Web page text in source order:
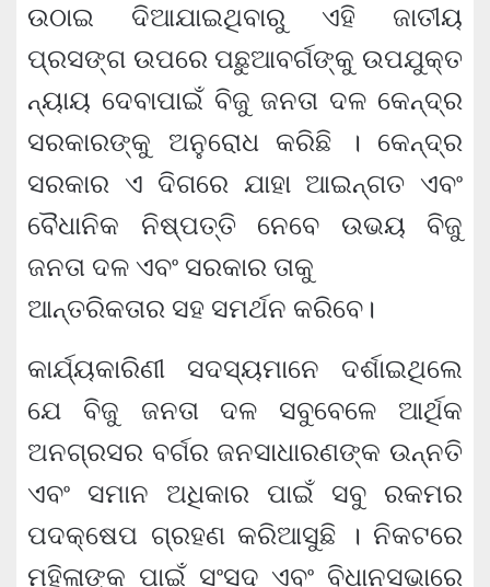
ଉଠାଇ ଦିଆଯାଇଥିବାରୁ ଏହି ଜାତୀୟ
ପ୍ରସଙ୍ଗ ଉପରେ ପଛୁଆବର୍ଗଙ୍କୁ ଉପଯୁକ୍ତ
ନ୍ୟାୟ ଦେବାପାଇଁ ବିଜୁ ଜନତା ଦଳ କେନ୍ଦ୍ର
ସରକାରଙ୍କୁ ଅନୁରୋଧ କରିଛି । କେନ୍ଦ୍ର
ସରକାର ଏ ଦିଗରେ ଯାହା ଆଇନ୍‍ଗତ ଏବଂ
ବୈଧାନିକ ନିଷ୍ପତ୍ତି ନେବେ ଉଭୟ ବିଜୁ
ଜନତା ଦଳ ଏବଂ ସରକାର ତାକୁ
ଆନ୍ତରିକତାର ସହ ସମର୍ଥନ କରିବେ।
କାର୍ଯ୍ୟକାରିଣୀ ସଦସ୍ୟମାନେ ଦର୍ଶାଇଥିଲେ
ଯେ ବିଜୁ ଜନତା ଦଳ ସବୁବେଳେ ଆର୍ଥିକ
ଅନଗ୍ରସର ବର୍ଗର ଜନସାଧାରଣଙ୍କ ଉନ୍ନତି
ଏବଂ ସମାନ ଅଧିକାର ପାଇଁ ସବୁ ରକମର
ପଦକ୍ଷେପ ଗ୍ରହଣ କରିଆସୁଛି । ନିକଟରେ
ମହିଳାଙ୍କ ପାଇଁ ସଂସଦ ଏବଂ ବିଧାନସଭାରେ